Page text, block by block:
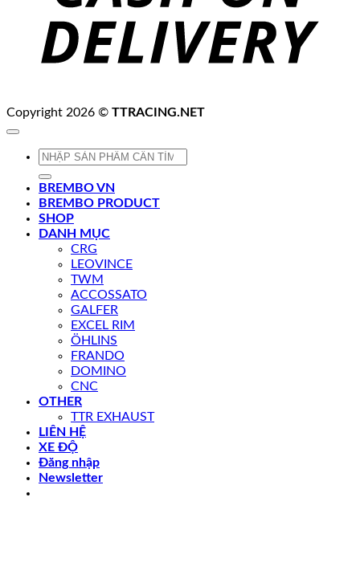
Copyright 2026 © TTRACING.NET
Tìm
BREMBO VN
BREMBO PRODUCT
SHOP
DANH MỤC
CRG
LEOVINCE
TWM
ACCOSSATO
GALFER
EXCEL RIM
ÖHLINS
FRANDO
DOMINO
CNC
OTHER
TTR EXHAUST
LIÊN HỆ
XE ĐỘ
Đăng nhập
Newsletter